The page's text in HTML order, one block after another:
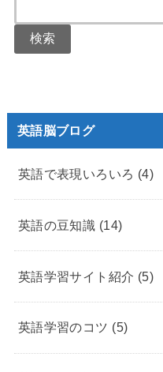
英語脳ブログ
英語で表現いろいろ (4)
英語の豆知識 (14)
英語学習サイト紹介 (5)
英語学習のコツ (5)